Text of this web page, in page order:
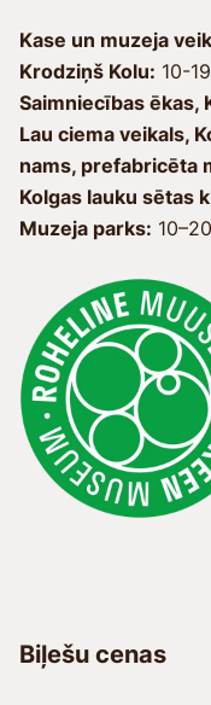
Kase un muzeja
Krodziņš Kolu:
Saimniecības ēkas,
Lau ciema veikals,
nams, prefabricēta
Kolgas lauku sētas
Muzeja parks: 10–20
Biļešu cenas